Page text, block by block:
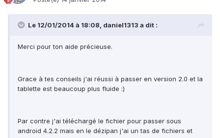
Le 12/01/2014 à 18:08, daniel1313 a dit :
Merci pour ton aide précieuse.
Grace à tes conseils j'ai réussi à passer en version 2.0 et la
tablette est beaucoup plus fluide :)
Par contre j'ai téléchargé le fichier pour passer sous
android 4.2.2 mais en le dézipan j'ai un tas de fichiers et